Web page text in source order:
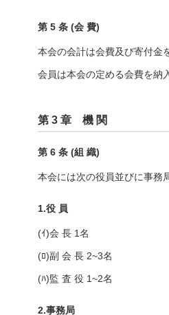
第 5 条 (会 費)
本会の会計は会費及び寄付金
会員は本会の定める会費を納
第 3 章 機 関
第 6 条 (組 織)
本会には次の役員並びに事務
1.役 員
(ｲ)会 長 1名
(ﾛ)副 会 長 2~3名
(ﾊ)監 査 役 1~2名
2.事務局